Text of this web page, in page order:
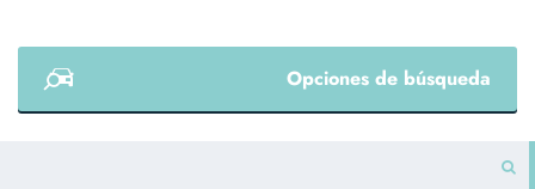
Opciones de búsqueda